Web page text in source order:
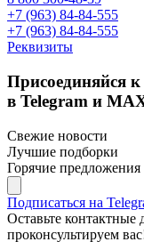
+7 (963) 84-84-555
+7 (963) 84-84-555
Реквизиты
Присоединяйся
в Telegram и
Свежие новости
Лучшие подборки
Горячие предложения
Подписаться на
Оставьте
проконсультируем